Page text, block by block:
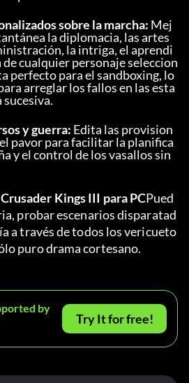
sobre la marcha: Mej
la diplomacia, las artes
la intriga, el aprendi
de cualquier personaje seleccion
perfecto para el sandboxing, lo
arreglar los fallos en las esta
y guerra: Edita las provision
pavor para facilitar la planifica
y el control de los vasallos sin
Kings III para PCPued
probar escenarios disparatad
a través de todos los vericueto
puro drama cortesano.
by
Try It for free!